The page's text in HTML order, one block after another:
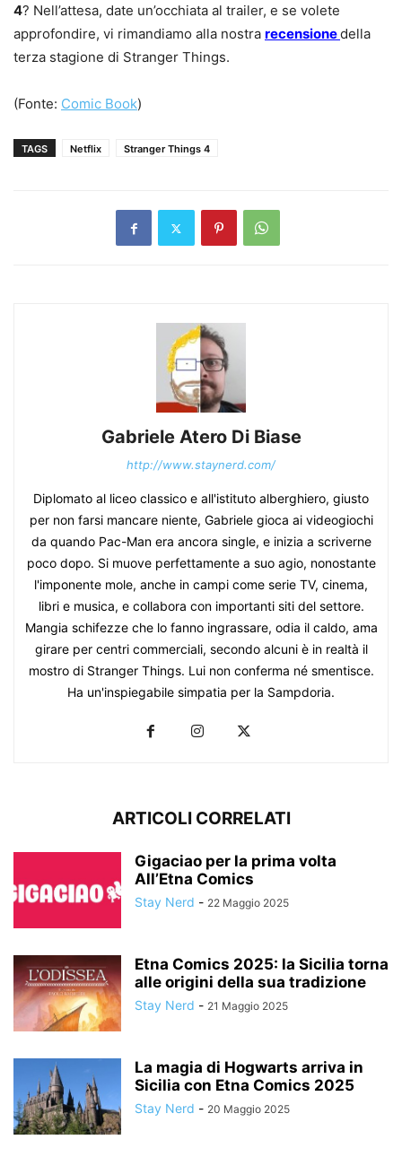
4? Nell’attesa, date un’occhiata al trailer, e se volete
approfondire, vi rimandiamo alla nostra recensionedella
terza stagione di Stranger Things.
(Fonte: Comic Book)
TAGS Netflix Stranger Things 4
Gabriele Atero Di Biase
http://www.staynerd.com/
Diplomato al liceo classico e all'istituto alberghiero, giusto
per non farsi mancare niente, Gabriele gioca ai videogiochi
da quando Pac-Man era ancora single, e inizia a scriverne
poco dopo. Si muove perfettamente a suo agio, nonostante
l'imponente mole, anche in campi come serie TV, cinema,
libri e musica, e collabora con importanti siti del settore.
Mangia schifezze che lo fanno ingrassare, odia il caldo, ama
girare per centri commerciali, secondo alcuni è in realtà il
mostro di Stranger Things. Lui non conferma né smentisce.
Ha un'inspiegabile simpatia per la Sampdoria.
ARTICOLI CORRELATI
Gigaciao per la prima volta
All’Etna Comics
Stay Nerd - 22 Maggio 2025
Etna Comics 2025: la Sicilia torna
alle origini della sua tradizione
Stay Nerd - 21 Maggio 2025
La magia di Hogwarts arriva in
Sicilia con Etna Comics 2025
Stay Nerd - 20 Maggio 2025